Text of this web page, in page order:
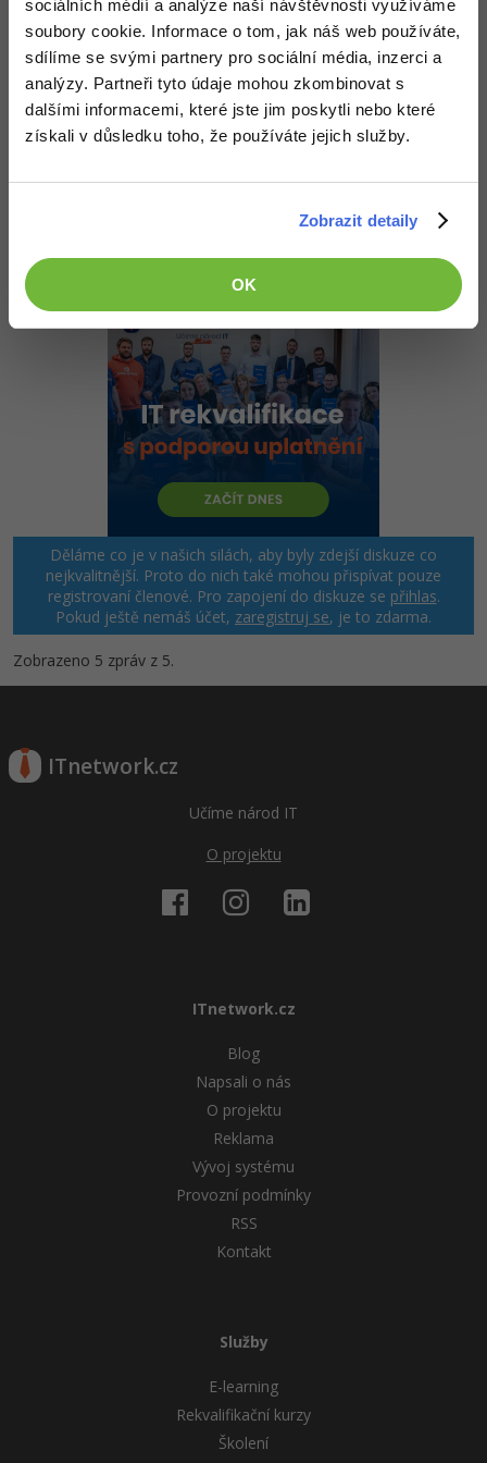
sociálních médií a analýze naší návštěvnosti využíváme
soubory cookie. Informace o tom, jak náš web používáte,
sdílíme se svými partnery pro sociální média, inzerci a
analýzy. Partneři tyto údaje mohou zkombinovat s
dalšími informacemi, které jste jim poskytli nebo které
získali v důsledku toho, že používáte jejich služby.
Zobrazit detaily
OK
-30%
WordPress
SEO -30%
Copywriting -30%
MS Office -80%
Google Dokumenty
Time management
Linux
Sítě
Kybernetická bezpečnost
Adobe Illustrator -80%
Adobe Lightroom -30%
Adobe XD -15%
Adobe InDesign
Inkscape
Fotografování -80%
Video
Fórum
Kariéra
Pro firmyNahoru Odpovědět
Odpovídá na David Jančík
crisis: 23.1.2011 11:39
Děláme co je v našich silách, aby byly zdejší diskuze co
nejkvalitnější. Proto do nich také mohou přispívat pouze
registrovaní členové. Pro zapojení do diskuze se přihlas.
Pokud ještě nemáš účet, zaregistruj se, je to zdarma.
Zobrazeno 5 zpráv z 5.
ITnetwork.cz
Učíme národ IT
O projektu
ITnetwork.cz
Blog
Napsali o nás
O projektu
Reklama
Vývoj systému
Provozní podmínky
RSS
Kontakt
Služby
E-learning
Rekvalifikační kurzy
Školení